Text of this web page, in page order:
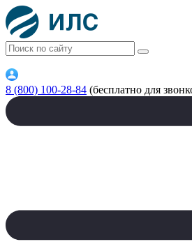
8 (800) 100-28-84 (бесплатно для